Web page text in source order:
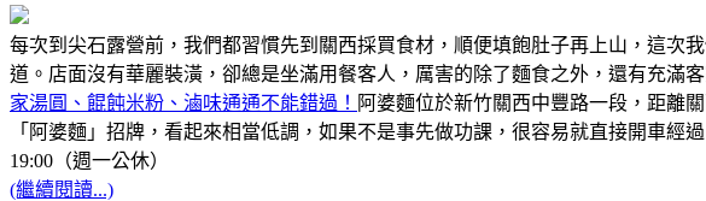
每次到尖石露營前，我們都習慣先到關西採買食材，順便填飽肚子再上山，這次
道。店面沒有華麗裝潢，卻總是坐滿用餐客人，厲害的除了麵食之外，還有充滿
家湯圓、餛飩米粉、滷味通通不能錯過！ 阿婆麵位於新竹關西中豐路一段，距離
「阿婆麵」招牌，看起來相當低調，如果不是事先做功課，很容易就直接開車經
19:00（週一公休）
(繼續閱讀...)